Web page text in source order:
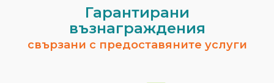
Гарантирани
възнаграждения
свързани с предоставяните услуги